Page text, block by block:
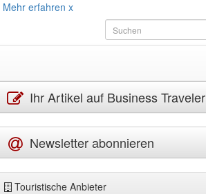
Mehr erfahren x
Ihr Artikel auf Business Traveler
Newsletter abonnieren
Touristische Anbieter